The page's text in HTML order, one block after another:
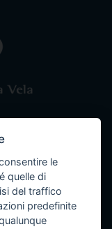
Italiana Vela
Bari (BA) - 70123
le
quelle di
del traffico
predefinite